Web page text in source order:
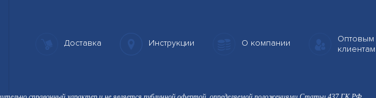
Доставка Инструкции О компании
Оптовым
клиентам